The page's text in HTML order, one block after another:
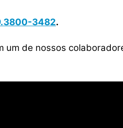
3482.
um de nossos